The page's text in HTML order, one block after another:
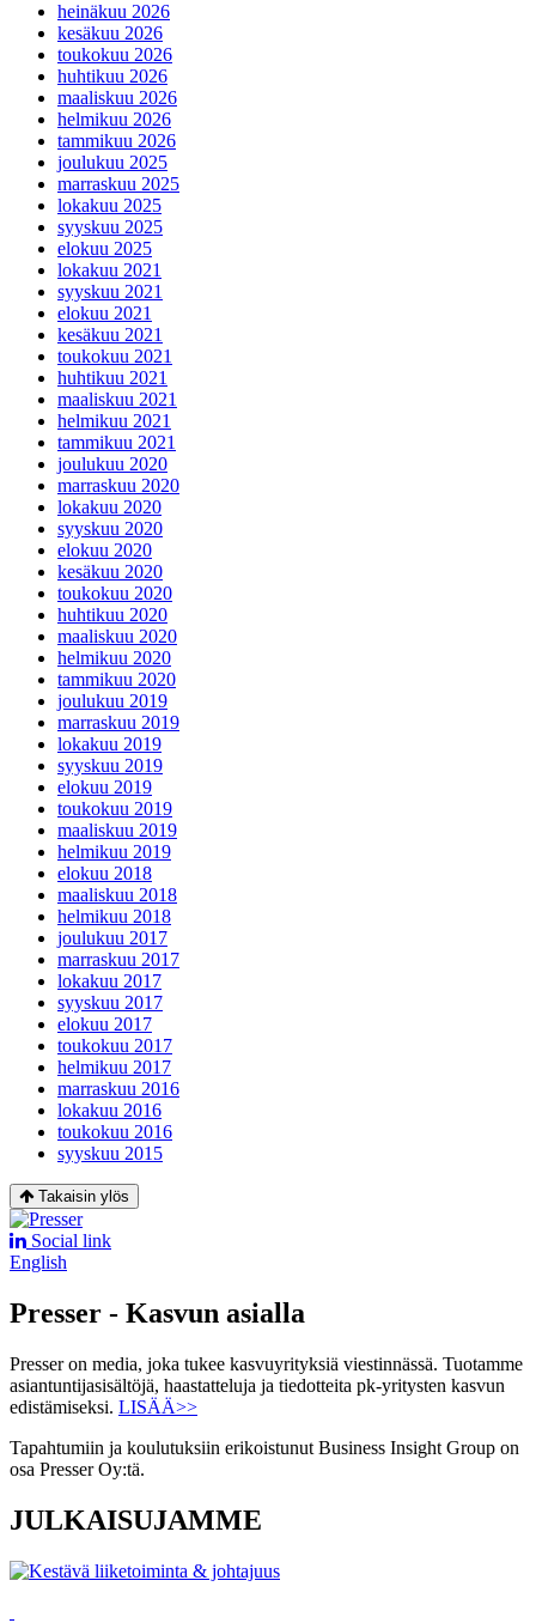
heinäkuu 2026
kesäkuu 2026
toukokuu 2026
huhtikuu 2026
maaliskuu 2026
helmikuu 2026
tammikuu 2026
joulukuu 2025
marraskuu 2025
lokakuu 2025
syyskuu 2025
elokuu 2025
lokakuu 2021
syyskuu 2021
elokuu 2021
kesäkuu 2021
toukokuu 2021
huhtikuu 2021
maaliskuu 2021
helmikuu 2021
tammikuu 2021
joulukuu 2020
marraskuu 2020
lokakuu 2020
syyskuu 2020
elokuu 2020
kesäkuu 2020
toukokuu 2020
huhtikuu 2020
maaliskuu 2020
helmikuu 2020
tammikuu 2020
joulukuu 2019
marraskuu 2019
lokakuu 2019
syyskuu 2019
elokuu 2019
toukokuu 2019
maaliskuu 2019
helmikuu 2019
elokuu 2018
maaliskuu 2018
helmikuu 2018
joulukuu 2017
marraskuu 2017
lokakuu 2017
syyskuu 2017
elokuu 2017
toukokuu 2017
helmikuu 2017
marraskuu 2016
lokakuu 2016
toukokuu 2016
syyskuu 2015
Takaisin ylös
Social link
English
Presser - Kasvun asialla
Presser on media, joka tukee kasvuyrityksiä viestinnässä. Tuotamme
asiantuntijasisältöjä, haastatteluja ja tiedotteita pk-yritysten kasvun
edistämiseksi. LISÄÄ>>
Tapahtumiin ja koulutuksiin erikoistunut Business Insight Group on
osa Presser Oy:tä.
JULKAISUJAMME